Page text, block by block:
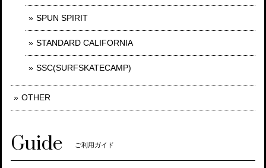
SPUN SPIRIT
STANDARD CALIFORNIA
SSC(SURFSKATECAMP)
OTHER
Guide ご利用ガイド